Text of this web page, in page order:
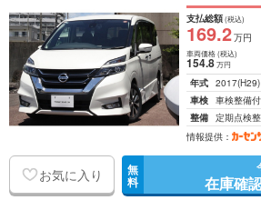
支払総額(税込)
169.2万円
車両価格(税込)
154.8万円
年式 2017(H29)
車検 車検整備付
整備 定期点検
情報提供：
お気に入り 無
料 在庫確